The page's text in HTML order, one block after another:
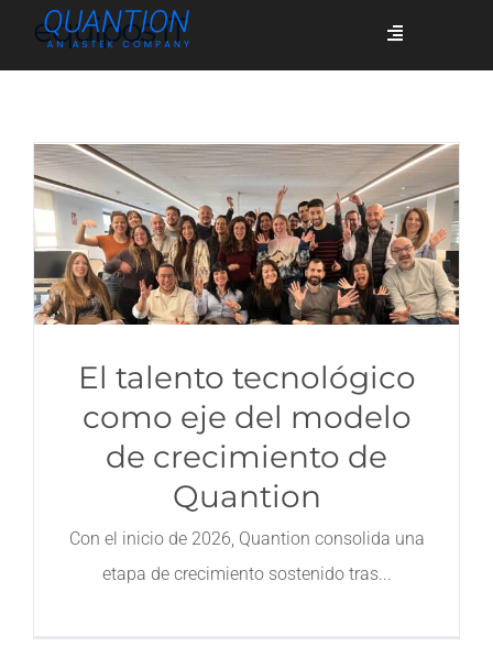
Toggle
Quiénes somos
Casos de éxito
Contacto
equipos IT
El talento tecnológico
como eje del modelo
de crecimiento de
Quantion
Con el inicio de 2026, Quantion consolida una
etapa de crecimiento sostenido tras